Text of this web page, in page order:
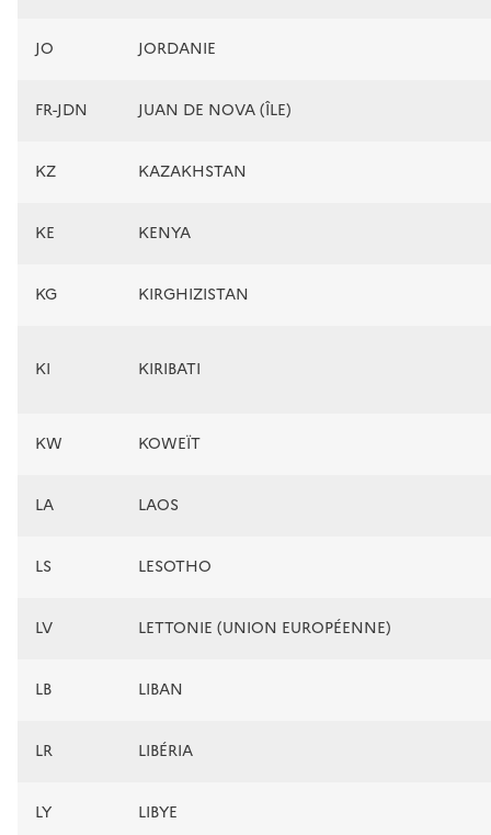
JO JORDANIE
FR-JDN JUAN DE NOVA (ÎLE)
KZ KAZAKHSTAN
KE KENYA
KG KIRGHIZISTAN
KI KIRIBATI
KW KOWEÏT
LA LAOS
LS LESOTHO
LV LETTONIE (UNION EUROPÉENNE)
LB LIBAN
LR LIBÉRIA
LY LIBYE